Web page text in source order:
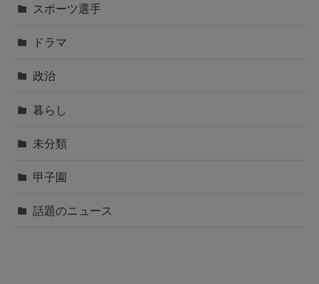
スポーツ選手
ドラマ
政治
暮らし
未分類
甲子園
話題のニュース